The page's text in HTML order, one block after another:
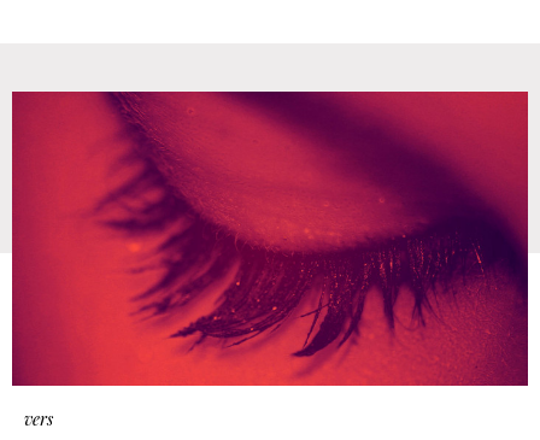
vers